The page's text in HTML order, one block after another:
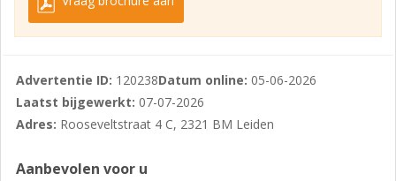
Op minder dan 500 m
Snelwegafrit
Afstand tot NS Station
Op 500 m tot 1000 m
Bushalte
Advertentie ID: 120238Datum online: 05-06-2026
Laatst bijgewerkt: 07-07-2026
Adres: Rooseveltstraat 4 C, 2321 BM Leiden
Aanbevolen voor u